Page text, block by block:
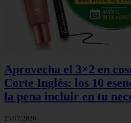
Aprovecha el 3×2 en
Corte Inglés: los 10
la pena incluir en tu
23/07/2026